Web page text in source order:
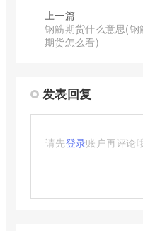
上一篇
钢筋期货什么意思(钢
期货怎么看)
发表回复
请先登录账户再评论